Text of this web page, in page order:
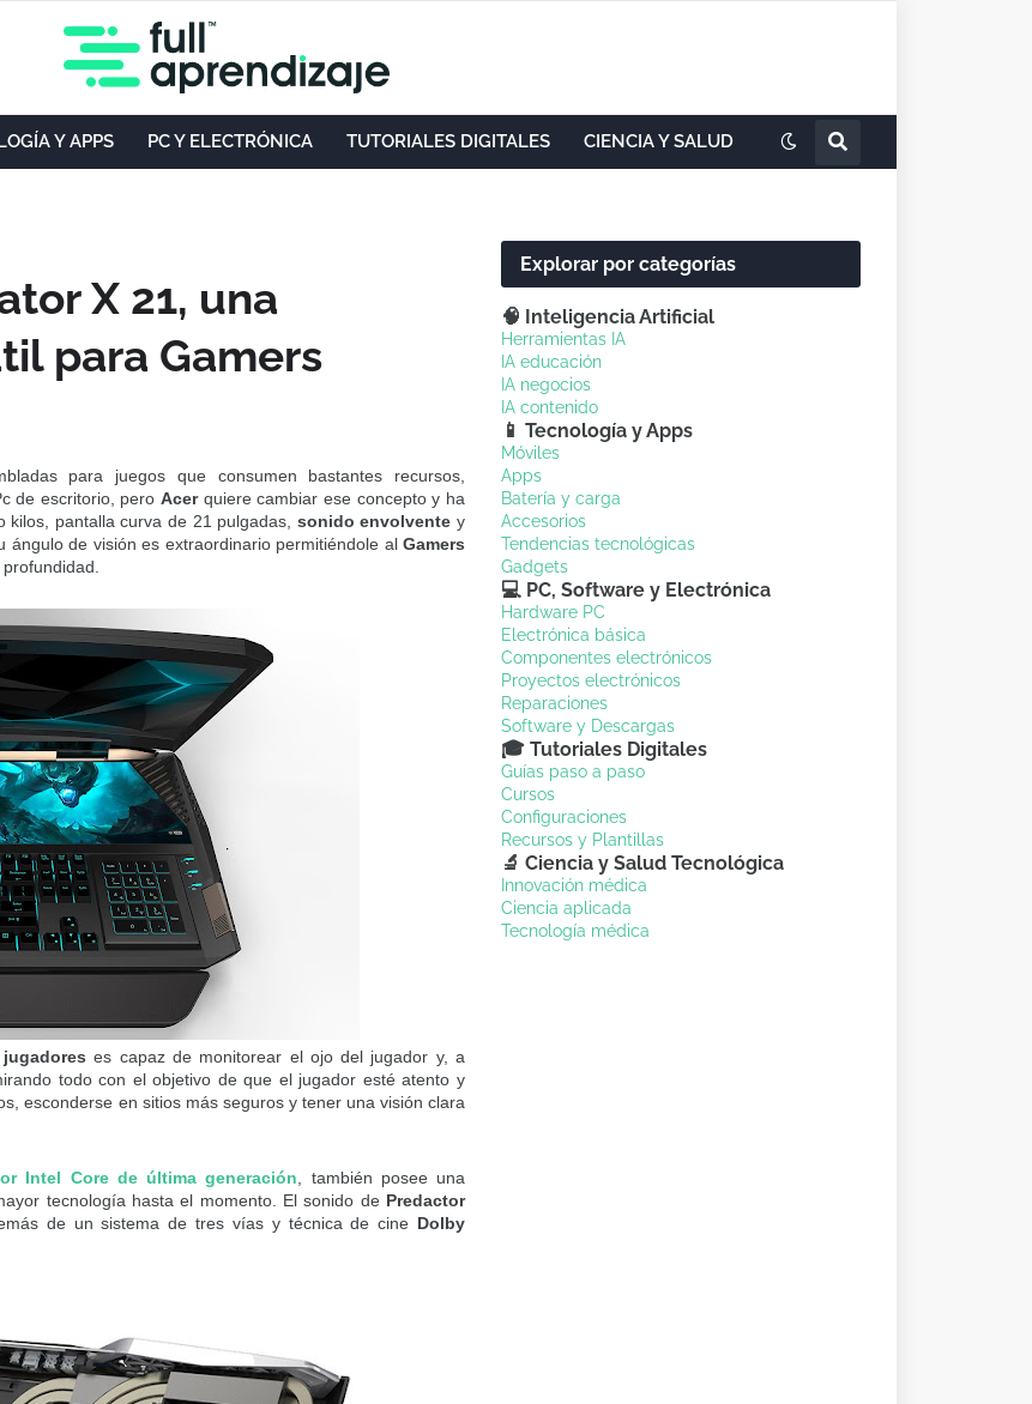
Y APPS PC Y ELECTRÓNICA TUTORIALES DIGITALES CIENCIA Y SALUD
X 21, una
para Gamers
para juegos que consumen bastantes recursos,
de escritorio, peroAcerquiere cambiar ese concepto y ha
pantalla curva de 21 pulgadas, sonido envolvente y
de visión es extraordinario permitiéndole al Gamers
es capaz de monitorear el ojo del jugador y, a
todo con el objetivo de que el jugador esté atento y
esconderse en sitios más seguros y tener una visión clara
Intel Core de última generación , también posee una
tecnología hasta el momento. El sonido de Predactor
de un sistema de tres vías y técnica de cine Dolby
Explorar por categorías
🧠 Inteligencia Artificial
Herramientas IA
IA educación
IA negocios
IA contenido
📱 Tecnología y Apps
Móviles
Apps
Batería y carga
Accesorios
Tendencias tecnológicas
Gadgets
💻 PC, Software y Electrónica
Hardware PC
Electrónica básica
Componentes electrónicos
Proyectos electrónicos
Reparaciones
Software y Descargas
🎓 Tutoriales Digitales
Guías paso a paso
Cursos
Configuraciones
Recursos y Plantillas
🔬 Ciencia y Salud Tecnológica
Innovación médica
Ciencia aplicada
Tecnología médica